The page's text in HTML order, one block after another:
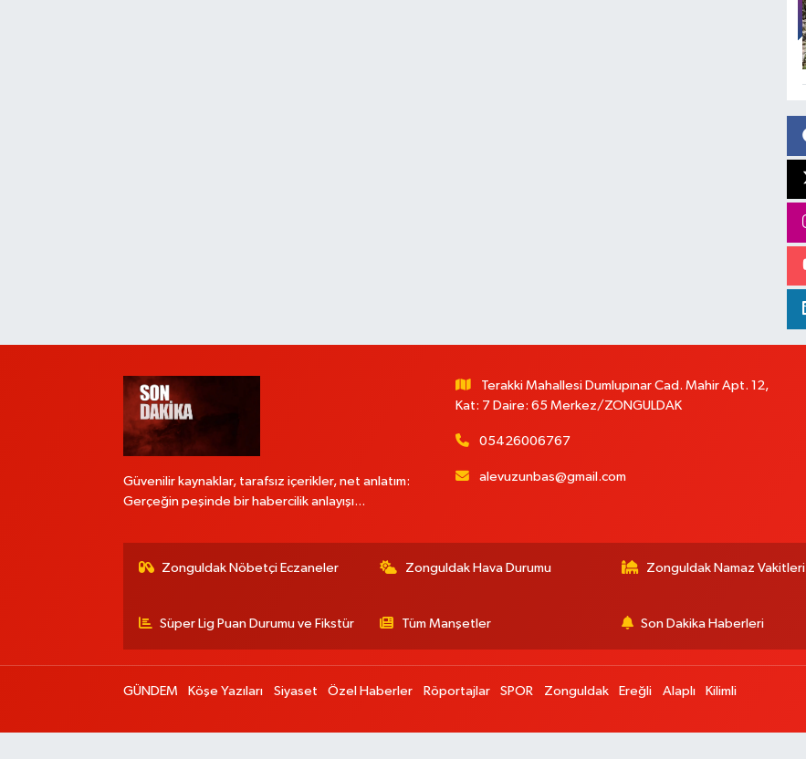
Güvenilir kaynaklar, tarafsız içerikler, net anlatım:
Gerçeğin peşinde bir habercilik anlayışı...
Terakki Mahallesi Dumlupınar Cad. Mahir Apt. 12,
Kat: 7 Daire: 65 Merkez/ZONGULDAK
05426006767
alevuzunbas@gmail.com
Zonguldak Nöbetçi Eczaneler Zonguldak Hava Durumu Zonguldak Namaz Vakitleri
Süper Lig Puan Durumu ve Fikstür Tüm Manşetler Son Dakika Haberleri
GÜNDEM Köşe Yazıları Siyaset Özel Haberler Röportajlar SPOR Zonguldak Ereğli Alaplı Kilimli